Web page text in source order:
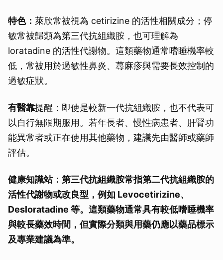
特色： 萊欣常被視為 cetirizine 的活性相關成分；停
敏常被歸類為第三代抗組織胺，也可理解為
loratadine 的活性代謝物。這類藥物通常嗜睡機率較
低，常被用於過敏性鼻炎、蕁麻疹與需要長效控制的
過敏症狀。
有醫靠提醒：即使是較新一代抗組織胺，也不代表可
以自行無限期服用。若年長者、慢性病患者、肝腎功
能異常者或正在使用其他藥物，建議先由醫師或藥師
評估。
健康知識站：第三代抗組織胺常指第二代抗組織胺的
活性代謝物或改良型，例如 Levocetirizine、
Desloratadine 等。這類藥物通常具有較低嗜睡機率
與較長藥效時間，但實際分類與用藥仍應以藥品標示
及專業建議為準。